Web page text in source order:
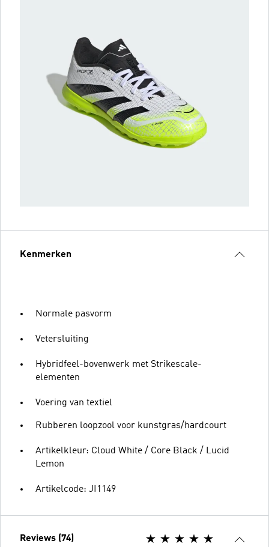
Kenmerken
Normale pasvorm
Vetersluiting
Hybridfeel-bovenwerk met Strikescale-
elementen
Voering van textiel
Rubberen loopzool voor kunstgras/hardcourt
Artikelkleur: Cloud White / Core Black / Lucid
Lemon
Artikelcode: JI1149
Reviews (74)